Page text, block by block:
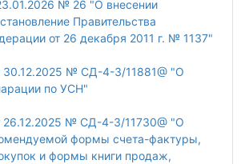
№ 26 "О внесении
Правительства
от 26 декабря 2011 г. № 1137"
№ СД-4-3/11881@ "О
по УСН"
№ СД-4-3/11730@ "О
формы счета-фактуры,
и формы книги продаж,